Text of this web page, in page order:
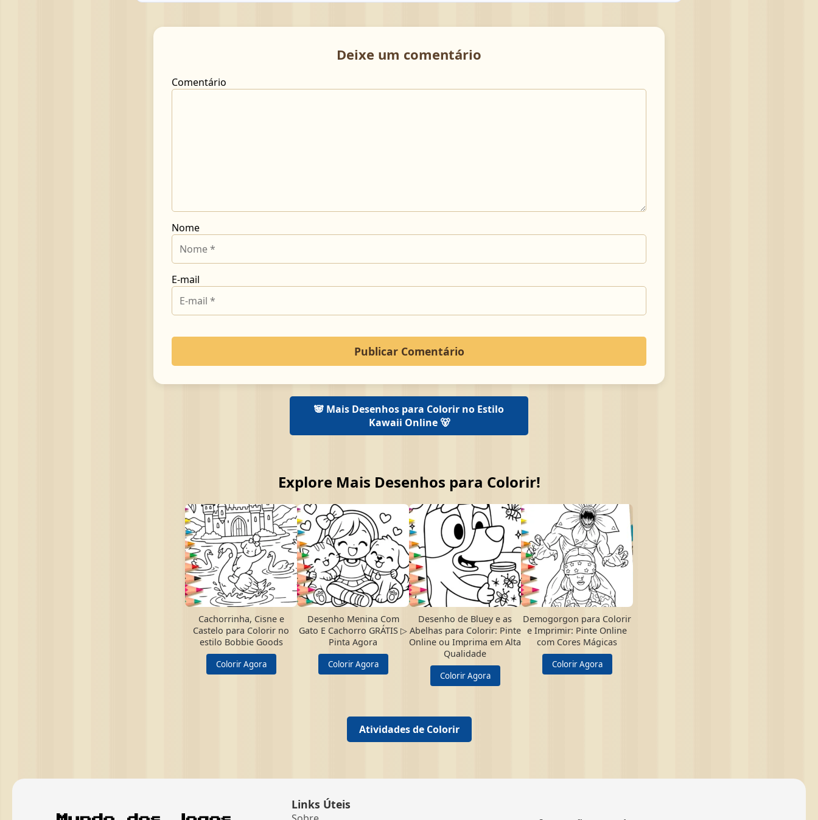
Deixe um comentário
Comentário
Nome
E-mail
🐼 Mais Desenhos para Colorir no Estilo
Kawaii Online 🐻
Explore Mais Desenhos para Colorir!
Cachorrinha, Cisne e
Castelo para Colorir no
estilo Bobbie Goods
Colorir Agora
Desenho Menina Com
Gato E Cachorro GRÁTIS ▷
Pinta Agora
Colorir Agora
Desenho de Bluey e as
Abelhas para Colorir: Pinte
Online ou Imprima em Alta
Qualidade
Colorir Agora
Demogorgon para Colorir
e Imprimir: Pinte Online
com Cores Mágicas
Colorir Agora
Atividades de Colorir
Links Úteis